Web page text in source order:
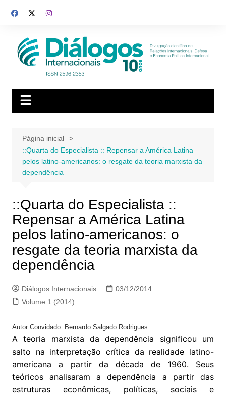
para
conteúdo
Página inicial
::Quarta do Especialista :: Repensar a América Latina
pelos latino-americanos: o resgate da teoria marxista da
dependência
::Quarta do Especialista ::
Repensar a América Latina
pelos latino-americanos: o
resgate da teoria marxista da
dependência
Diálogos Internacionais
03/12/2014
Volume 1 (2014)
Autor Convidado: Bernardo Salgado Rodrigues
A teoria marxista da dependência significou um
salto na interpretação crítica da realidade latino-
americana a partir da década de 1960. Seus
teóricos analisaram a dependência a partir das
estruturas econômicas, políticas, sociais e